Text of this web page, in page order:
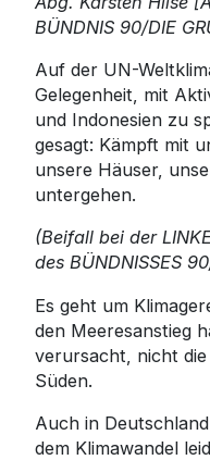
BÜNDNIS 90/DIE
Auf der UN-
Gelegenheit, mit
und Indonesien zu
gesagt: Kämpft mit
unsere Häuser,
untergehen.
(Beifall bei der
des BÜNDNISSES
Es geht um
den Meeresanstieg
verursacht, nicht
Süden.
Auch in
dem Klimawandel